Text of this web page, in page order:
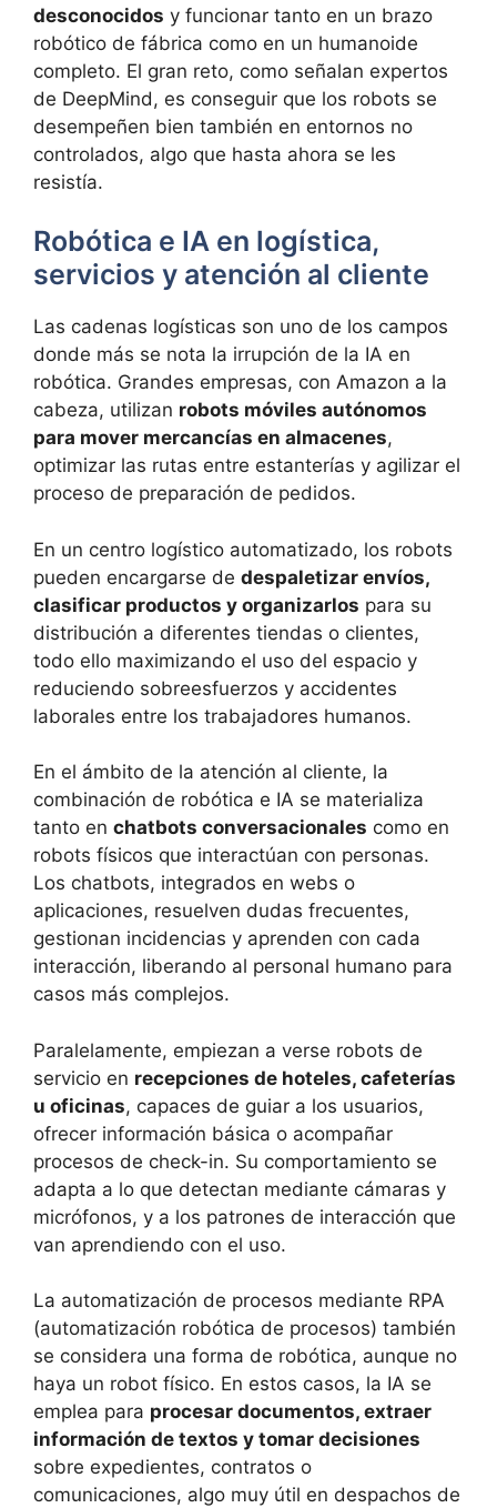
desconocidos y funcionar tanto en un brazo
robótico de fábrica como en un humanoide
completo. El gran reto, como señalan expertos
de DeepMind, es conseguir que los robots se
desempeñen bien también en entornos no
controlados, algo que hasta ahora se les
resistía.
Robótica e IA en logística,
servicios y atención al cliente
Las cadenas logísticas son uno de los campos
donde más se nota la irrupción de la IA en
robótica. Grandes empresas, con Amazon a la
cabeza, utilizan robots móviles autónomos
para mover mercancías en almacenes,
optimizar las rutas entre estanterías y agilizar el
proceso de preparación de pedidos.
En un centro logístico automatizado, los robots
pueden encargarse de despaletizar envíos,
clasificar productos y organizarlos para su
distribución a diferentes tiendas o clientes,
todo ello maximizando el uso del espacio y
reduciendo sobreesfuerzos y accidentes
laborales entre los trabajadores humanos.
En el ámbito de la atención al cliente, la
combinación de robótica e IA se materializa
tanto en chatbots conversacionales como en
robots físicos que interactúan con personas.
Los chatbots, integrados en webs o
aplicaciones, resuelven dudas frecuentes,
gestionan incidencias y aprenden con cada
interacción, liberando al personal humano para
casos más complejos.
Paralelamente, empiezan a verse robots de
servicio en recepciones de hoteles, cafeterías
u oficinas, capaces de guiar a los usuarios,
ofrecer información básica o acompañar
procesos de check-in. Su comportamiento se
adapta a lo que detectan mediante cámaras y
micrófonos, y a los patrones de interacción que
van aprendiendo con el uso.
La automatización de procesos mediante RPA
(automatización robótica de procesos) también
se considera una forma de robótica, aunque no
haya un robot físico. En estos casos, la IA se
emplea para procesar documentos, extraer
información de textos y tomar decisiones
sobre expedientes, contratos o
comunicaciones, algo muy útil en despachos de